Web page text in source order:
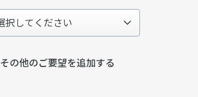
その他のご要望を追加する